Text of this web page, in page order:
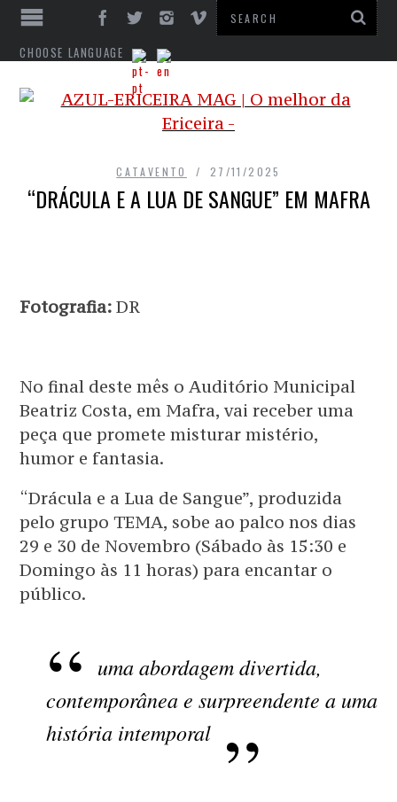
CHOOSE LANGUAGE
CATAVENTO 27/11/2025
“DRÁCULA E A LUA DE SANGUE” EM MAFRA
Fotografia: DR
No final deste mês o Auditório Municipal
Beatriz Costa, em Mafra, vai receber uma
peça que promete misturar mistério,
humor e fantasia.
“Drácula e a Lua de Sangue”, produzida
pelo grupo TEMA, sobe ao palco nos dias
29 e 30 de Novembro (Sábado às 15:30 e
Domingo às 11 horas) para encantar o
público.
uma abordagem divertida,
contemporânea e surpreendente a uma
história intemporal